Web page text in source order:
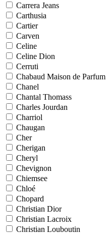
Carrera Jeans
Carthusia
Cartier
Carven
Celine
Celine Dion
Cerruti
Chabaud Maison de Parfum
Chanel
Chantal Thomass
Charles Jourdan
Charriol
Chaugan
Cher
Cherigan
Cheryl
Chevignon
Chiemsee
Chloé
Chopard
Christian Dior
Christian Lacroix
Christian Louboutin